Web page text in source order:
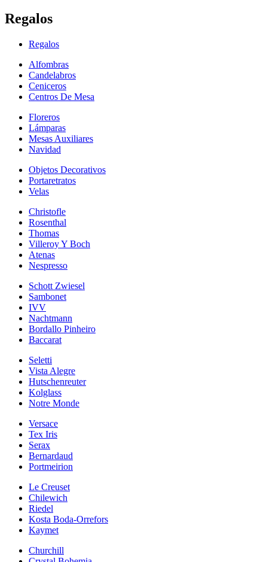
Regalos
Regalos
Alfombras
Candelabros
Ceniceros
Centros De Mesa
Floreros
Lámparas
Mesas Auxiliares
Navidad
Objetos Decorativos
Portaretratos
Velas
Christofle
Rosenthal
Thomas
Villeroy Y Boch
Atenas
Nespresso
Schott Zwiesel
Sambonet
IVV
Nachtmann
Bordallo Pinheiro
Baccarat
Seletti
Vista Alegre
Hutschenreuter
Kolglass
Notre Monde
Versace
Tex Iris
Serax
Bernardaud
Portmeirion
Le Creuset
Chilewich
Riedel
Kosta Boda-Orrefors
Kaymet
Churchill